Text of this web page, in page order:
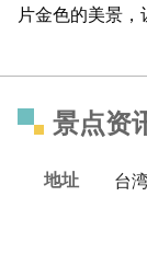
片金色的美景，
景点资
地址 台